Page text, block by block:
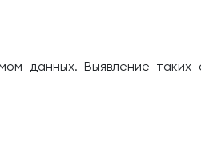
данных. Выявление